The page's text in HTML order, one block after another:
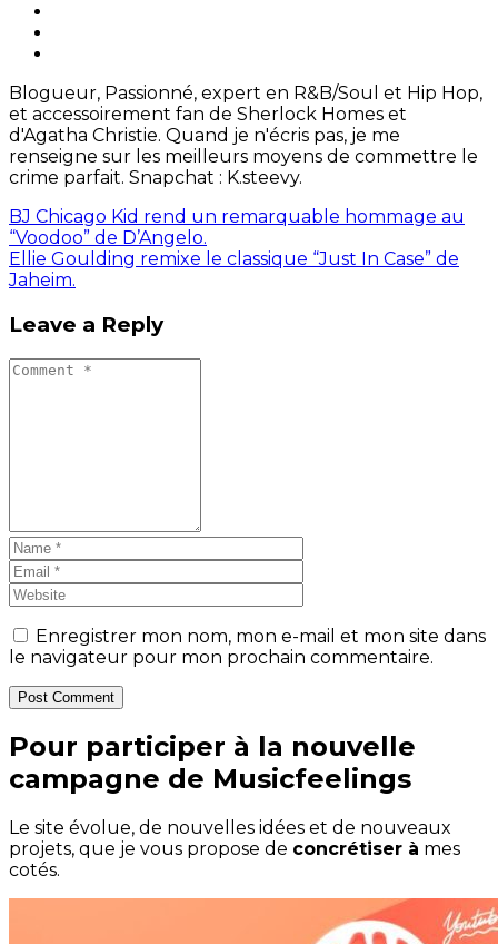
Blogueur, Passionné, expert en R&B/Soul et Hip Hop,
et accessoirement fan de Sherlock Homes et
d'Agatha Christie. Quand je n'écris pas, je me
renseigne sur les meilleurs moyens de commettre le
crime parfait. Snapchat : K.steevy.
BJ Chicago Kid rend un remarquable hommage au
“Voodoo” de D’Angelo.
Ellie Goulding remixe le classique “Just In Case” de
Jaheim.
Leave a Reply
Enregistrer mon nom, mon e-mail et mon site dans
le navigateur pour mon prochain commentaire.
Post Comment
Pour participer à la nouvelle
campagne de Musicfeelings
Le site évolue, de nouvelles idées et de nouveaux
projets, que je vous propose de concrétiser à mes
cotés.